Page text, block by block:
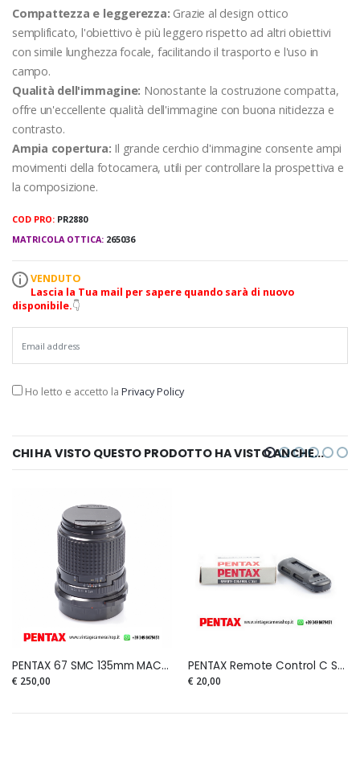
Compattezza e leggerezza: Grazie al design ottico
semplificato, l'obiettivo è più leggero rispetto ad altri obiettivi
con simile lunghezza focale, facilitando il trasporto e l'uso in
campo.
Qualità dell'immagine: Nonostante la costruzione compatta,
offre un'eccellente qualità dell'immagine con buona nitidezza e
contrasto.
Ampia copertura: Il grande cerchio d'immagine consente ampi
movimenti della fotocamera, utili per controllare la prospettiva e
la composizione.
COD PRO: PR2880
MATRICOLA OTTICA: 265036
VENDUTO
Lascia la Tua mail per sapere quando sarà di nuovo
disponibile.👇
Ho letto e accetto la Privacy Policy
CHI HA VISTO QUESTO PRODOTTO HA VISTO ANCHE...
PENTAX 67 SMC 135mm MACRO F.4
€ 250,00
PENTAX Remote Control C Set 37366 NUOVO
€ 20,00